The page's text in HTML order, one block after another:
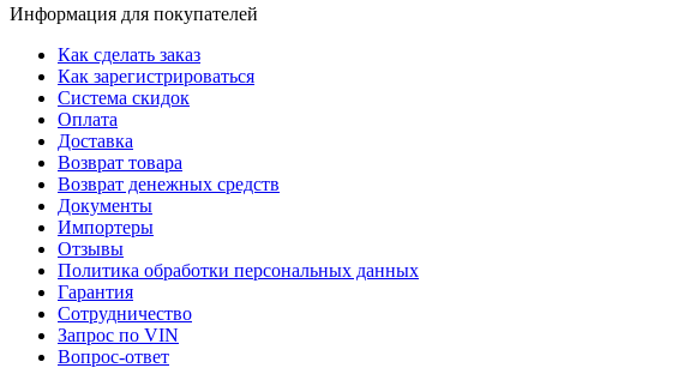
Информация для покупателей
Как сделать заказ
Как зарегистрироваться
Система скидок
Оплата
Доставка
Возврат товара
Возврат денежных средств
Документы
Импортеры
Отзывы
Политика обработки персональных данных
Гарантия
Сотрудничество
Запрос по VIN
Вопрос-ответ